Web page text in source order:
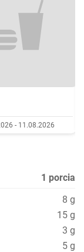
- 11.08.2026
1 porcia
8 g
15 g
3 g
5 g